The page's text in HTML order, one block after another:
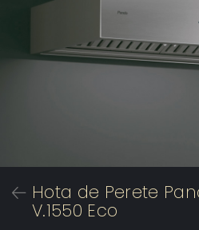
Hota de Perete
V.1550 Eco